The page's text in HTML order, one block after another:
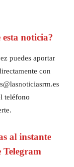
noticia?
puedes aportar
con
teléfono
al instante
Telegram